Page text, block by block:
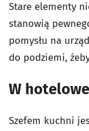
Stare elementy
stanowią
pomysłu na
do podziemi,
W
Szefem kuchni